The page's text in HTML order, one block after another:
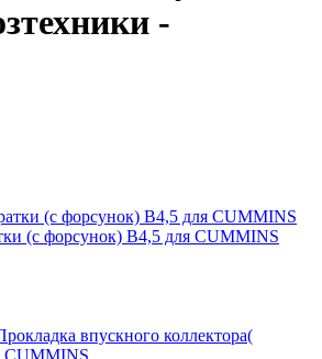
-
(с форсунок) B4,5 для CUMMINS